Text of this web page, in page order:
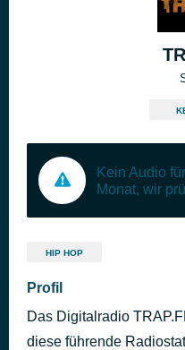
Kein Audio
Monat, wir
HIP HOP
Profil
Das Digitalradio
diese führende